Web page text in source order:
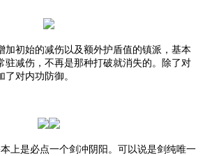
加初始的减伤以及额外护盾值的镇派，基本
驻减伤，不再是那种打破就消失的。除了对
对内功防御。
上是必点一个剑冲阴阳。可以说是剑纯唯一